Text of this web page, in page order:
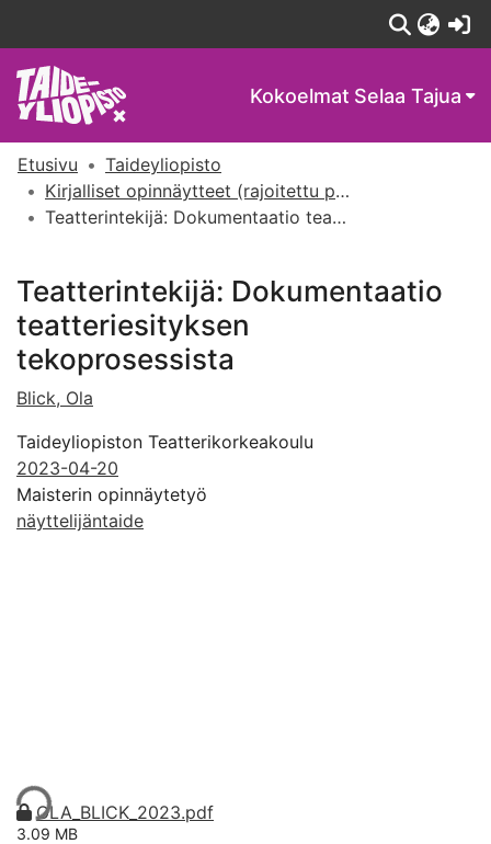
Kokoelmat Selaa Tajua
Etusivu
Taideyliopisto
Kirjalliset opinnäytteet (rajoitettu pääsy)
Teatterintekijä: Dokumentaatio teatteriesityksen tekoprosessista
Teatterintekijä: Dokumentaatio
teatteriesityksen
tekoprosessista
Blick, Ola
Taideyliopiston Teatterikorkeakoulu
2023-04-20
Maisterin opinnäytetyö
näyttelijäntaide
OLA_BLICK_2023.pdf
3.09 MB